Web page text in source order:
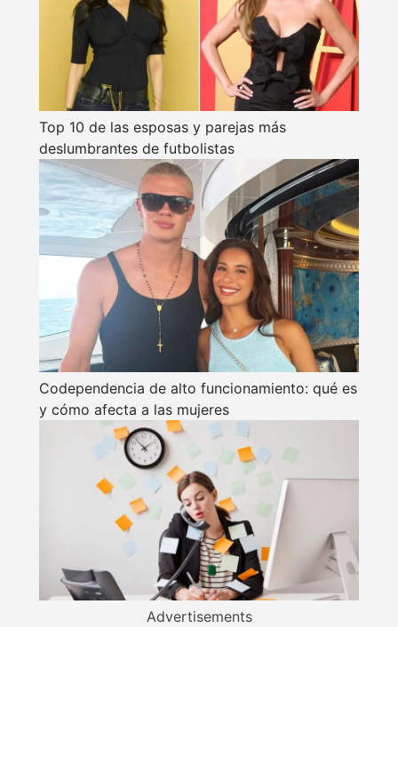
Top 10 de las esposas y parejas más
deslumbrantes de futbolistas
Codependencia de alto funcionamiento: qué es
y cómo afecta a las mujeres
Advertisements